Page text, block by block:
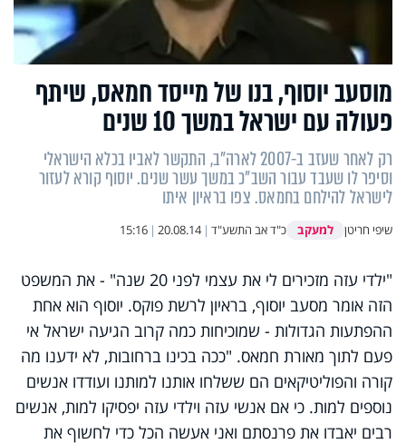
מוסעב יוסוף, בנו של מייסד חמאס, שיתף
פעולה עם ישראל במשך 10 שנים
רק לאחר שעזב ב-2007 לארה"ב, התקשר לאביו בכלא הישראלי
וסיפר לו שעבד עבור השב"כ במשך עשר שנים. יוסוף קורא לעזור
לישראל להילחם בחמאס. צפו בראיון איתו
שיפי חריטן למעקב כ"ד אב התשע"ד |
20.08.14
|
15:16
"ילדי עזה מזכירים לי את עצמי לפני 20 שנה" - את המשפט
הזה אומר מסעב יוסוף, בראיון לרשת פוקס. יוסוף הוא אחת
ההפתעות הגדולות - שמוכיחות כמה קרוב הגיעה ישראל אי
פעם לתוך מאורת חמאס. "ככה בכינו ברחובות, לא ידענו מה
קורה והפוליטיקאים הם ששלחו אותנו למותנו ועודדו אנשים
נוספים למות. כי אם אנשי עזה וילדי עזה יפסיקו למות, אנשים
רבים יאבדו את פרנסתם ואני אעשה הכל כדי לחשוף את